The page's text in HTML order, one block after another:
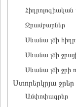
Հիդրոլոգիական
Ջրամբարներ
Սևանա լճի
Սևանա լճի
Սևանա լճի ջրի
Ստորերկրյա ջրեր
Ամփոփագրեր